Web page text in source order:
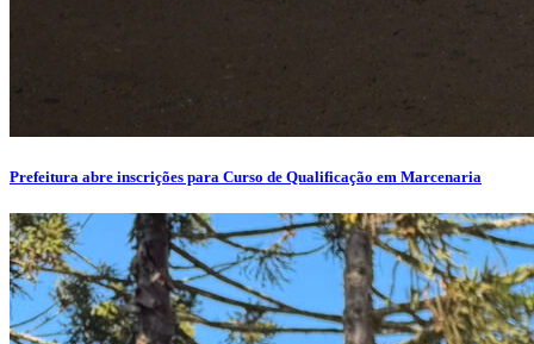
Prefeitura abre inscrições para Curso de Qualificação em Marcenaria